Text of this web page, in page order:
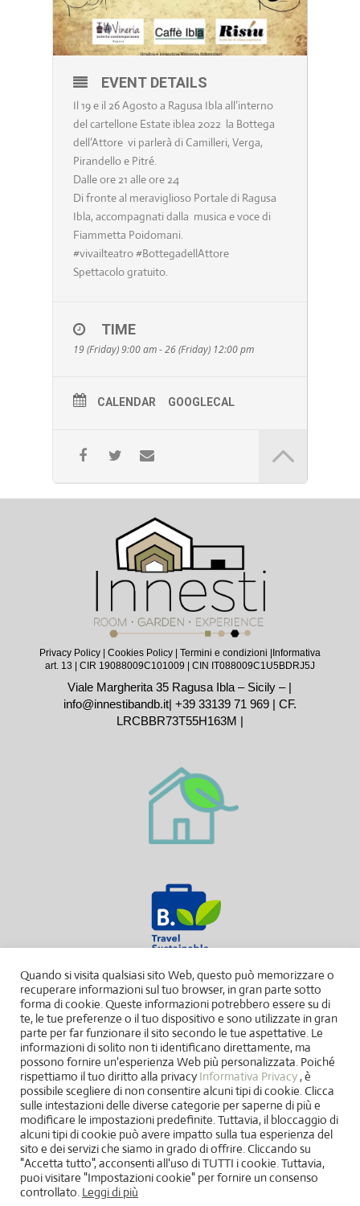
EVENT DETAILS
Il 19 e il 26 Agosto a Ragusa Ibla all’interno
del cartellone Estate iblea 2022 la Bottega
dell’Attore vi parlerà di Camilleri, Verga,
Pirandello e Pitré.
Dalle ore 21 alle ore 24
Di fronte al meraviglioso Portale di Ragusa
Ibla, accompagnati dalla musica e voce di
Fiammetta Poidomani.
#vivailteatro #BottegadellAttore
Spettacolo gratuito.
TIME
19 (Friday) 9:00 am - 26 (Friday) 12:00 pm
CALENDAR GOOGLECAL
Privacy Policy| Cookies Policy| Termini e condizioni |
Informativa
art. 13 | CIR 19088009C101009 | CIN IT088009C1U5BDRJ5J
Viale Margherita 35 Ragusa Ibla – Sicily – |
info@innestibandb.it| +39 33139 71 969| CF.
LRCBBR73T55H163M |
Quando si visita qualsiasi sito Web, questo può memorizzare o
recuperare informazioni sul tuo browser, in gran parte sotto
forma di cookie. Queste informazioni potrebbero essere su di
te, le tue preferenze o il tuo dispositivo e sono utilizzate in gran
parte per far funzionare il sito secondo le tue aspettative. Le
informazioni di solito non ti identificano direttamente, ma
possono fornire un'esperienza Web più personalizzata. Poiché
rispettiamo il tuo diritto alla privacyInformativa Privacy, è
possibile scegliere di non consentire alcuni tipi di cookie. Clicca
sulle intestazioni delle diverse categorie per saperne di più e
modificare le impostazioni predefinite. Tuttavia, il bloccaggio di
alcuni tipi di cookie può avere impatto sulla tua esperienza del
sito e dei servizi che siamo in grado di offrire. Cliccando su
"Accetta tutto", acconsenti all'uso di TUTTI i cookie. Tuttavia,
puoi visitare "Impostazioni cookie" per fornire un consenso
controllato. Leggi di più